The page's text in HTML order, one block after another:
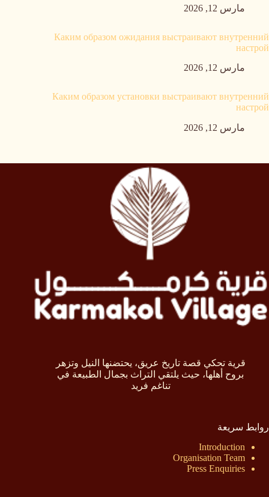
مارس 12, 2026
Каким образом ожидания выстраивают внутренний
настрой
مارس 12, 2026
Каким образом установки выстраивают внутренний
настрой
مارس 12, 2026
قرية تحكي قصة تاريخ عريق، يحتضنها النيل وتزهر
بروح أهلها، حيث يلتقي التراث بجمال الطبيعة في
تناغم فريد
روابط سريعة
Introduction
Organisation Team
Press Enquiries